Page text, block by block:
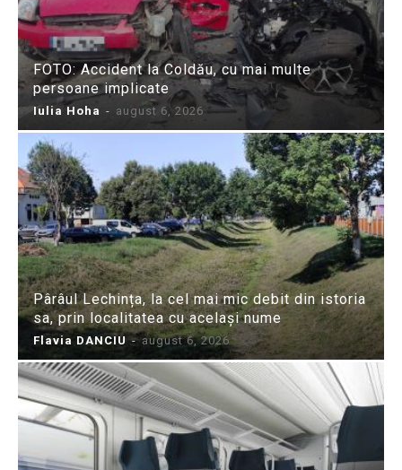
FOTO: Accident la Coldău, cu mai multe
persoane implicate
Iulia Hoha - august 6, 2026
Pârâul Lechința, la cel mai mic debit din istoria
sa, prin localitatea cu același nume
Flavia DANCIU - august 6, 2026